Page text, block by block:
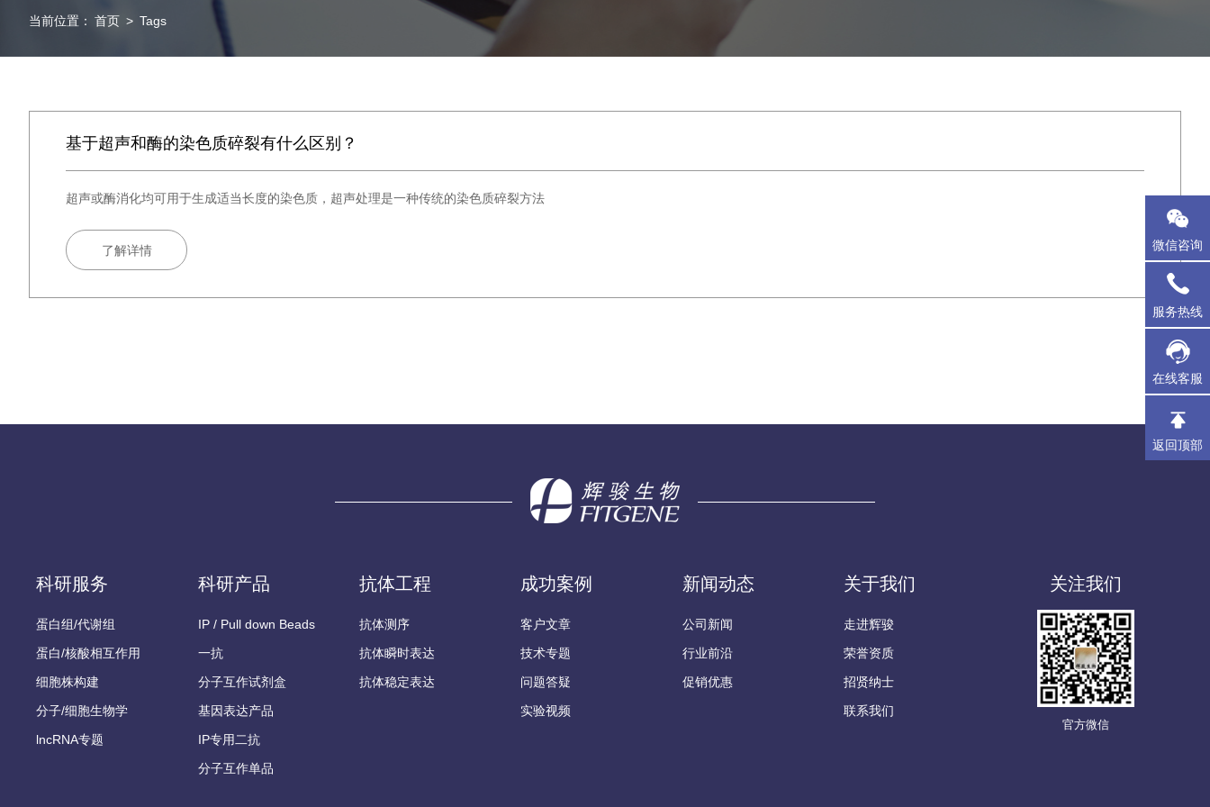
当前位置： 首页 > Tags
基于超声和酶的染色质碎裂有什么区别？
超声或酶消化均可用于生成适当长度的染色质，超声处理是一种传统的染色质碎裂方法
了解详情
科研服务
蛋白组/代谢组
蛋白/核酸相互作用
细胞株构建
分子/细胞生物学
lncRNA专题
科研产品
IP / Pull down Beads
一抗
分子互作试剂盒
基因表达产品
IP专用二抗
分子互作单品
抗体工程
抗体测序
抗体瞬时表达
抗体稳定表达
成功案例
客户文章
技术专题
问题答疑
实验视频
新闻动态
公司新闻
行业前沿
促销优惠
关于我们
走进辉骏
荣誉资质
招贤纳士
联系我们
关注我们
官方微信
微信咨询
服务热线
在线客服
返回顶部